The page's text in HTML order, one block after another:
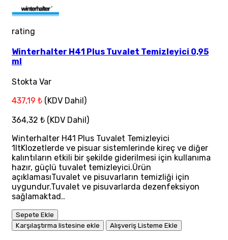
rating
Winterhalter H41 Plus Tuvalet Temizleyici 0,95
ml
Stokta Var
437,19 ₺ (KDV Dahil)
364,32 ₺ (KDV Dahil)
Winterhalter H41 Plus Tuvalet Temizleyici
1ltKlozetlerde ve pisuar sistemlerinde kireç ve diğer
kalıntıların etkili bir şekilde giderilmesi için kullanıma
hazır, güçlü tuvalet temizleyici.Ürün
açıklamasıTuvalet ve pisuvarların temizliği için
uygundur.Tuvalet ve pisuvarlarda dezenfeksiyon
sağlamaktad..
Sepete Ekle
Karşılaştırma listesine ekle
Alışveriş Listeme Ekle